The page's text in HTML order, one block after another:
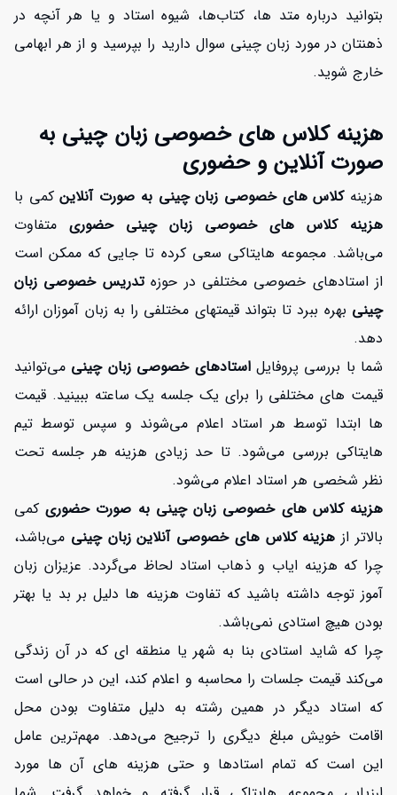
بتوانید درباره متد ها، کتاب‌ها، شیوه استاد و یا هر آنچه در
ذهنتان در مورد زبان چینی سوال دارید را بپرسید و از هر ابهامی
خارج شوید.
هزینه کلاس های خصوصی زبان چینی به
صورت آنلاین و حضوری
هزینهکلاس های خصوصی زبان چینی به صورت آنلاینکمی با
هزینه کلاس های خصوصی زبان چینی حضوری متفاوت
می‌باشد. مجموعه هایتاکی سعی کرده تا جایی که ممکن است
از استادهای خصوصی مختلفی در حوزهتدریس خصوصی زبان
چینی بهره ببرد تا بتواند قیمتهای مختلفی را به زبان آموزان ارائه
دهد.
شما با بررسی پروفایلاستادهای خصوصی زبان چینی می‌توانید
قیمت های مختلفی را برای یک جلسه یک ساعته ببینید. قیمت
ها ابتدا توسط هر استاد اعلام می‌شوند و سپس توسط تیم
هایتاکی بررسی می‌شود. تا حد زیادی هزینه هر جلسه تحت
نظر شخصی هر استاد اعلام می‌شود.
هزینه کلاس های خصوصی زبان چینی به صورت حضوریکمی
بالاتر از هزینه کلاس های خصوصی آنلاین زبان چینی می‌باشد،
چرا که هزینه ایاب و ذهاب استاد لحاظ می‌گردد. عزیزان زبان
آموز توجه داشته باشید که تفاوت هزینه ها دلیل بر بد یا بهتر
بودن هیچ استادی نمی‌باشد.
چرا که شاید استادی بنا به شهر یا منطقه ای که در آن زندگی
می‌کند قیمت جلسات را محاسبه و اعلام کند، این در حالی است
که استاد دیگر در همین رشته به دلیل متفاوت بودن محل
اقامت خویش مبلغ دیگری را ترجیح می‌دهد. مهم‌ترین عامل
این است که تمام استادها و حتی هزینه های آن ها مورد